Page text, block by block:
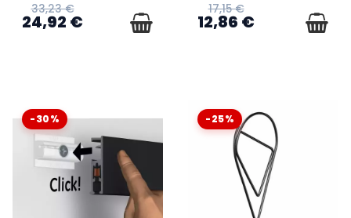
33,23 €
24,92 €
17,15 €
12,86 €
-30% -25%